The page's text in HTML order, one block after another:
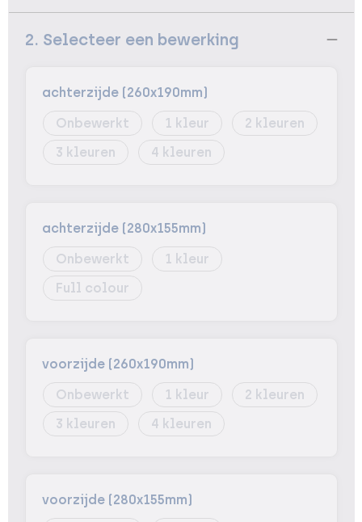
2. Selecteer een bewerking
achterzijde (260x190mm)
Onbewerkt
1
2
3
4
achterzijde (280x155mm)
Onbewerkt
1
Full colour
voorzijde (260x190mm)
Onbewerkt
1
2
3
4
voorzijde (280x155mm)